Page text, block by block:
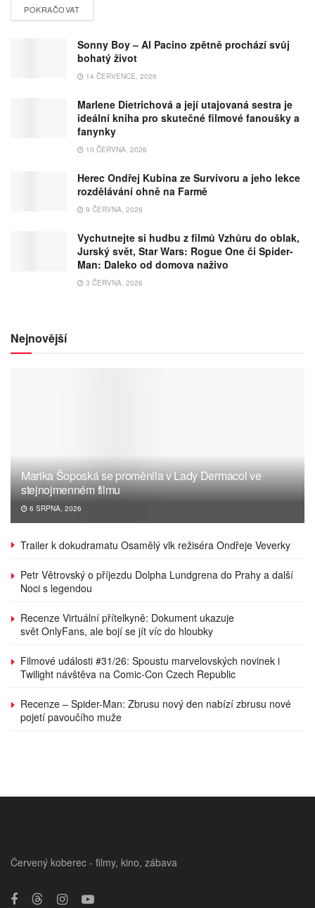
POKRAČOVAT
Sonny Boy – Al Pacino zpětně prochází svůj
bohatý život
14 ČERVENCE, 2026
Marlene Dietrichová a její utajovaná sestra je
ideální kniha pro skutečné filmové fanoušky a
fanynky
10 ČERVNA, 2026
Herec Ondřej Kubina ze Survivoru a jeho lekce
rozdělávání ohně na Farmě
9 ČERVNA, 2026
Vychutnejte si hudbu z filmů Vzhůru do oblak,
Jurský svět, Star Wars: Rogue One či Spider-
Man: Daleko od domova naživo
3 ČERVNA, 2026
Nejnovější
Marika Šoposká se proměnila v Lady Dermacol ve
stejnojmenném filmu
6 SRPNA, 2026
Trailer k dokudramatu Osamělý vlk režiséra Ondřeje Veverky
Petr Větrovský o příjezdu Dolpha Lundgrena do Prahy a další
Noci s legendou
Recenze Virtuální přítelkyně: Dokument ukazuje
svět OnlyFans, ale bojí se jít víc do hloubky
Filmové události #31/26: Spoustu marvelovských novinek i
Twilight návštěva na Comic-Con Czech Republic
Recenze – Spider-Man: Zbrusu nový den nabízí zbrusu nové
pojetí pavoučího muže
Červený koberec - filmy, kino, zábava